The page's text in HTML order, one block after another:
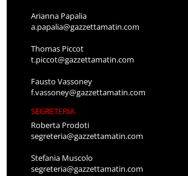
Arianna Papalia
a.papalia@gazzettamatin.com
Thomas Piccot
t.piccot@gazzettamatin.com
Fausto Vassoney
f.vassoney@gazzettamatin.com
SEGRETERIA
Roberta Prodoti
segreteria@gazzettamatin.com
Stefania Muscolo
segreteria@gazzettamatin.com